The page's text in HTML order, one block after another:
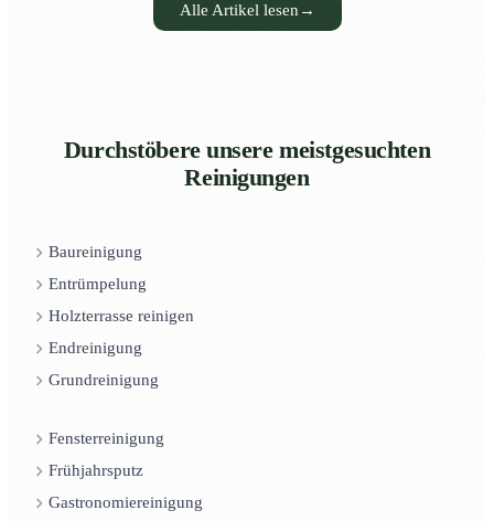
Alle Artikel lesen →
Durchstöbere unsere meistgesuchten
Reinigungen
Baureinigung
Entrümpelung
Holzterrasse reinigen
Endreinigung
Grundreinigung
Fensterreinigung
Frühjahrsputz
Gastronomiereinigung